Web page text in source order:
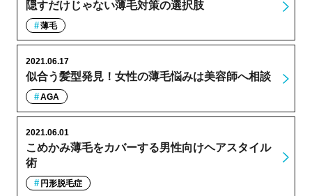
隠すだけじゃない薄毛対策の選択肢
薄毛
似合う髪型発見！女性の薄毛悩みは美容師へ相談
2021.06.17
AGA
こめかみ薄毛をカバーする男性向けヘアスタイル
術
2021.06.01
円形脱毛症